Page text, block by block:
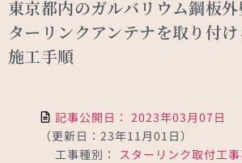
東京都内のガルバリウム鋼板
ターリンクアンテナを取り付
施工手順
記事公開日： 2023年03月07日
（更新日：23年11月01日）
工事種別：
スターリンク取付工